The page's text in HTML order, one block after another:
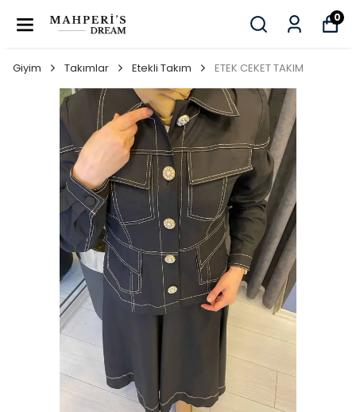
0
Giyim Takımlar Etekli Takım ETEK CEKET TAKIM